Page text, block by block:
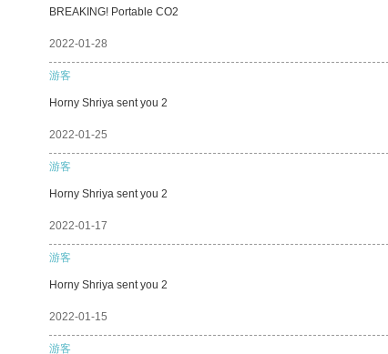
BREAKING! Portable CO2
2022-01-28
游客
Horny Shriya sent you 2
2022-01-25
游客
Horny Shriya sent you 2
2022-01-17
游客
Horny Shriya sent you 2
2022-01-15
游客